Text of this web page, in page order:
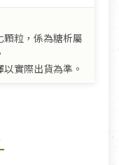
顆粒，係為糖析屬
實際出貨為準。